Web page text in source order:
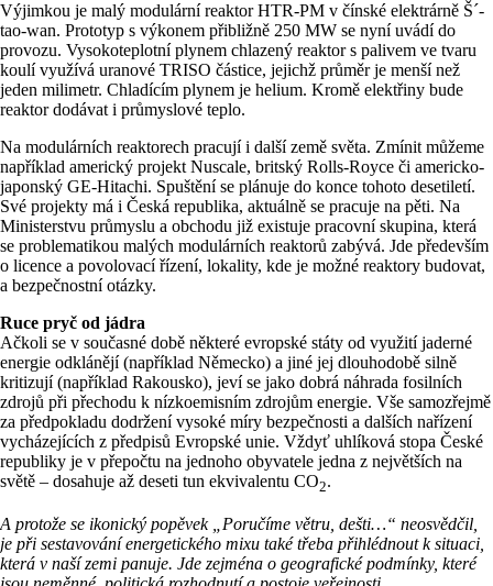
Výjimkou je malý modulární reaktor HTR-PM v čínské elektrárně Š´-
tao-wan. Prototyp s výkonem přibližně 250 MW se nyní uvádí do
provozu. Vysokoteplotní plynem chlazený reaktor s palivem ve tvaru
koulí využívá uranové TRISO částice, jejichž průměr je menší než
jeden milimetr. Chladícím plynem je helium. Kromě elektřiny bude
reaktor dodávat i průmyslové teplo.
Na modulárních reaktorech pracují i další země světa. Zmínit můžeme
například americký projekt Nuscale, britský Rolls-Royce či americko-
japonský GE-Hitachi. Spuštění se plánuje do konce tohoto desetiletí.
Své projekty má i Česká republika, aktuálně se pracuje na pěti. Na
Ministerstvu průmyslu a obchodu již existuje pracovní skupina, která
se problematikou malých modulárních reaktorů zabývá. Jde především
o licence a povolovací řízení, lokality, kde je možné reaktory budovat,
a bezpečnostní otázky.
Ruce pryč od jádra
Ačkoli se v současné době některé evropské státy od využití jaderné
energie odklánějí (například Německo) a jiné jej dlouhodobě silně
kritizují (například Rakousko), jeví se jako dobrá náhrada fosilních
zdrojů při přechodu k nízkoemisním zdrojům energie. Vše samozřejmě
za předpokladu dodržení vysoké míry bezpečnosti a dalších nařízení
vycházejících z předpisů Evropské unie. Vždyť uhlíková stopa České
republiky je v přepočtu na jednoho obyvatele jedna z největších na
světě – dosahuje až deseti tun ekvivalentu CO2.
A protože se ikonický popěvek „Poručíme větru, dešti…“ neosvědčil,
je při sestavování energetického mixu také třeba přihlédnout k situaci,
která v naší zemi panuje. Jde zejména o geografické podmínky, které